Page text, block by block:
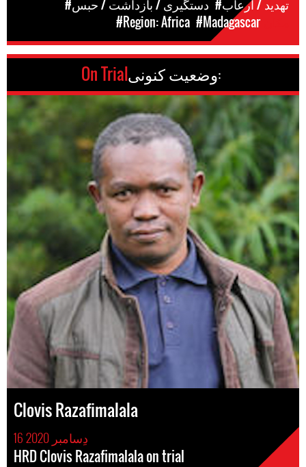
#دستگیری / بازداشت / حبس
#تهدید / ارعاب
#Region: Africa #Madagascar
وضعیت کنونی: On Trial
Clovis Razafimalala
16 دِسامبر 2020
HRD Clovis Razafimalala on trial